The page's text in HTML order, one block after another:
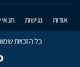
אודות נגישות
כל הזכויות